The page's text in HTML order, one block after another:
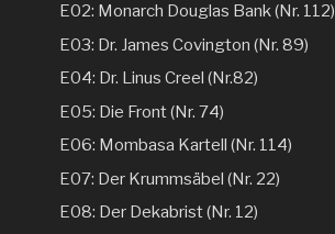
E02: Monarch Douglas Bank (Nr. 112)
E03: Dr. James Covington (Nr. 89)
E04: Dr. Linus Creel (Nr.82)
E05: Die Front (Nr. 74)
E06: Mombasa Kartell (Nr. 114)
E07: Der Krummsäbel (Nr. 22)
E08: Der Dekabrist (Nr. 12)